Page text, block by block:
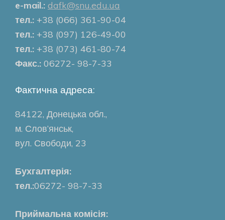
e-mail.: dafk@snu.edu.ua
тел.: +38 (066) 361-90-04
тел.: +38 (097) 126-49-00
тел.: +38 (073) 461-80-74
Факс.: 06272- 98-7-33
Фактична адреса:
84122, Донецька обл.,
м. Слов’янськ,
вул. Свободи, 23
Бухгалтерія:
тел.:06272- 98-7-33
Приймальна комісія: